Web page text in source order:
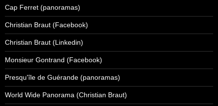
Cap Ferret (panoramas)
Christian Braut (Facebook)
Christian Braut (Linkedin)
Monsieur Gontrand (Facebook)
Presqu'île de Guérande (panoramas)
World Wide Panorama (Christian Braut)